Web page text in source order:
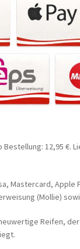
12,95 €.
Mastercard, Apple
(Mollie)
Reifen,